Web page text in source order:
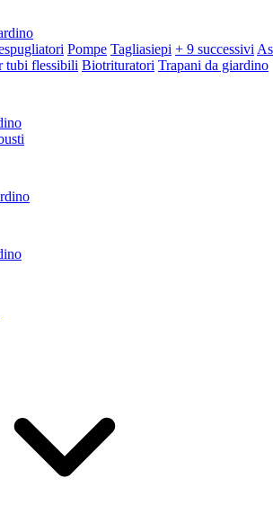
Pompe Tagliasiepi + 9 successivi
tubi flessibili Biotrituratori Trapani da giardino